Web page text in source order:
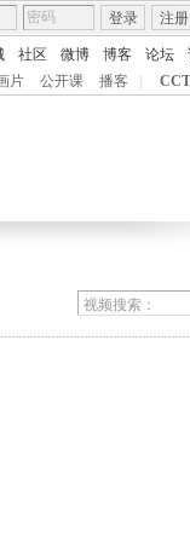
登录 注册
社区 微博 博客 论坛
片 公开课 播客